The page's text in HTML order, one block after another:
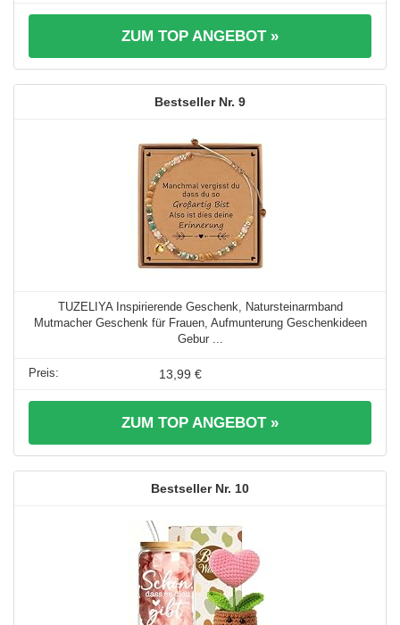
ZUM TOP ANGEBOT »
9
TUZELIYA Inspirierende Geschenk, Natursteinarmband
Mutmacher Geschenk für Frauen, Aufmunterung Geschenkideen
Gebur ...
13,99 €
ZUM TOP ANGEBOT »
10